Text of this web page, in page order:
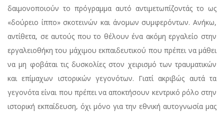
δαιμονοποιούν το πρόγραμμα αυτό αντιμετωπίζοντάς το ως
«δούρειο ίππο» σκοτεινών και άνομων συμφερόντων. Ανήκω,
αντίθετα, σε αυτούς που το θέλουν ένα ακόμη εργαλείο στην
εργαλειοθήκη του μάχιμου εκπαιδευτικού που πρέπει να μάθει
να μη φοβάται τις δυσκολίες στον χειρισμό των τραυματικών
και επίμαχων ιστορικών γεγονότων. Γιατί ακριβώς αυτά τα
γεγονότα είναι που πρέπει να αποκτήσουν κεντρικό ρόλο στην
ιστορική εκπαίδευση, όχι μόνο για την εθνική αυτογνωσία μας